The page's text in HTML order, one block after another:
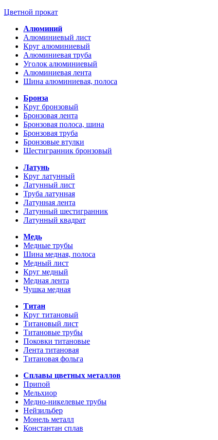
Цветной прокат
Алюминий
Алюминиевый лист
Круг алюминиевый
Алюминиевая труба
Уголок алюминиевый
Алюминиевая лента
Шина алюминиевая, полоса
Бронза
Круг бронзовый
Бронзовая лента
Бронзовая полоса, шина
Бронзовая труба
Бронзовые втулки
Шестигранник бронзовый
Латунь
Круг латунный
Латунный лист
Труба латунная
Латунная лента
Латунный шестигранник
Латунный квадрат
Медь
Медные трубы
Шина медная, полоса
Медный лист
Круг медный
Медная лента
Чушка медная
Титан
Круг титановый
Титановый лист
Титановые трубы
Поковки титановые
Лента титановая
Титановая фольга
Сплавы цветных металлов
Припой
Мельхиор
Медно-никелевые трубы
Нейзильбер
Монель металл
Константан сплав